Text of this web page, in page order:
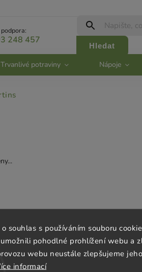
souhlas s používáním souboru
pohodlné prohlížení webu a
webu neustále zlepšujeme
informací
248 457
Hledat
Trvanlivé potraviny Nápoje